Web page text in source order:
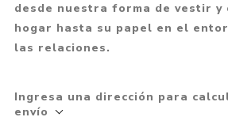
desde nuestra forma de vestir y
hogar hasta su papel en el
las relaciones.
Ingresa una dirección para
envío